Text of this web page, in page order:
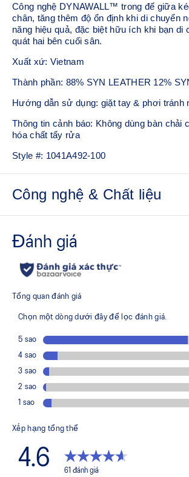
Công nghệ DYNAWALL™ trong đế giữa
chân, tăng thêm độ ổn định khi di chuyển
năng hiệu quả, đặc biệt hữu ích khi bạn di
quát hai bên cuối sân.
Xuất xứ: Vietnam
Thành phần: 88% SYN LEATHER 12%
Hướng dẫn sử dụng: giặt tay & phơi tránh
Thông tin cảnh báo: Không dùng bàn chải
hóa chất tẩy rửa
Style #: 1041A492-100
Công nghệ & Chất liệu
Giúp cải tiến độ bền ở khu vực bên trong
Công nghệ DYNAWALL™
Giúp cải tiến độ ổn định
Giúp tạo ra độ vừa vặn ổn định trong các
hoạt
Cải tiến độ bền
Công nghệ GEL™ ở phần trước bàn
Cải tiến khả năng hấp thụ chấn động và
hơn khi tiếp đất
Thiết kế hai mảnh đế giữa
dung dịch giúp giảm lượng nước sử
và lượng khí thải carbon khoảng 45%
nhuộm thông thường